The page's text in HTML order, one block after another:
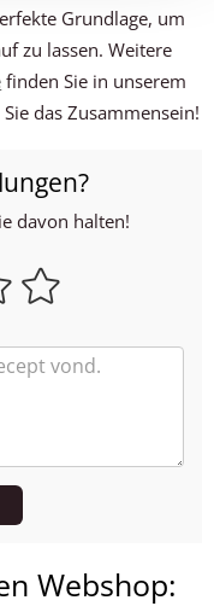
Grundlage, um
zu lassen. Weitere
finden Sie in unserem
das Zusammensein!
davon halten!
Webshop: